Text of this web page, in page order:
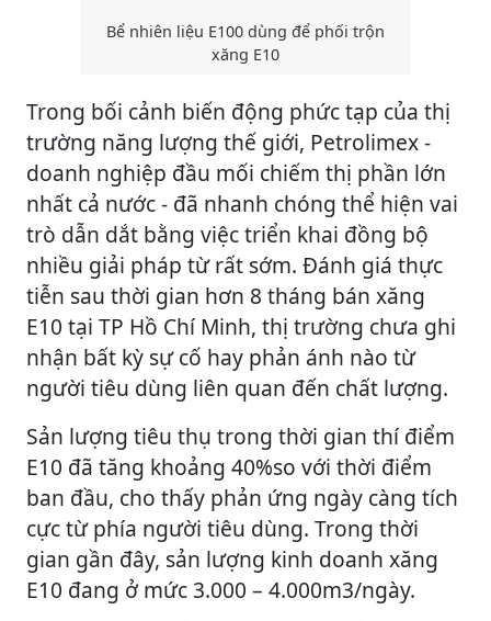
Bể nhiên liệu E100 dùng để phối trộn
xăng E10
Trong bối cảnh biến động phức tạp của thị
trường năng lượng thế giới, Petrolimex -
doanh nghiệp đầu mối chiếm thị phần lớn
nhất cả nước - đã nhanh chóng thể hiện vai
trò dẫn dắt bằng việc triển khai đồng bộ
nhiều giải pháp từ rất sớm. Đánh giá thực
tiễn sau thời gian hơn 8 tháng bán xăng
E10 tại TP Hồ Chí Minh, thị trường chưa ghi
nhận bất kỳ sự cố hay phản ánh nào từ
người tiêu dùng liên quan đến chất lượng.
Sản lượng tiêu thụ trong thời gian thí điểm
E10 đã tăng khoảng 40%so với thời điểm
ban đầu, cho thấy phản ứng ngày càng tích
cực từ phía người tiêu dùng. Trong thời
gian gần đây, sản lượng kinh doanh xăng
E10 đang ở mức 3.000 – 4.000m3/ngày.